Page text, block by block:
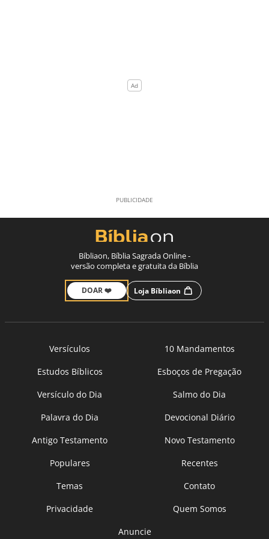
Bíbliaon, Bíblia Sagrada Online -
versão completa e gratuita da Bíblia
DOAR ❤️ Loja Bíbliaon
Versículos
10 Mandamentos
Estudos Bíblicos
Esboços de Pregação
Versículo do Dia
Salmo do Dia
Palavra do Dia
Devocional Diário
Antigo Testamento
Novo Testamento
Populares
Recentes
Temas
Contato
Privacidade
Quem Somos
Anuncie